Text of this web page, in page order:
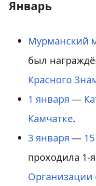
Январь
Мурманский
был
Красного
1 января —
Камчатке.
3 января —
проходила 1-
Организации